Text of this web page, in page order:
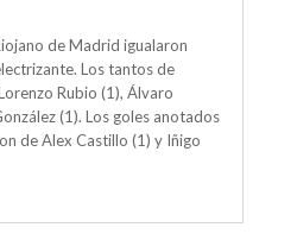
de Madrid igualaron
Los tantos de
Rubio (1), Álvaro
(1). Los goles anotados
de Alex Castillo (1) y Iñigo